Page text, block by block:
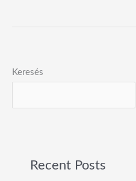
Keresés
Recent Posts